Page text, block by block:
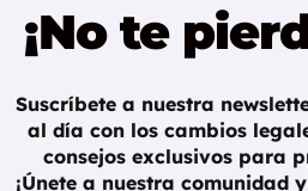
¡No te
Suscríbete a nuestra
al día con los cambios
consejos exclusivos para
¡Únete a nuestra comunidad